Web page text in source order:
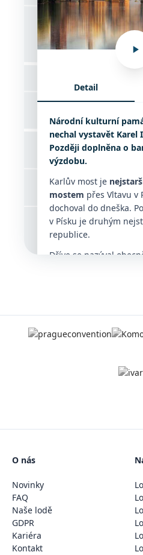
Detail
Národní kulturní
nechal vystavět Karel
Později doplněna o
výzdobu.
Karlův most je
mostem přes Vltavu v
dochoval do dneška.
v Písku je druhým
republice.
Dříve se nazýval
Na místě kamenného
Základní
, který se již
zhruba 10 metrů,
a chrání ho 3
malostranské a jedna
straně. Na mostě se
O nás
Novinky
FAQ
Naše lodě
GDPR
Kariéra
Kontakt